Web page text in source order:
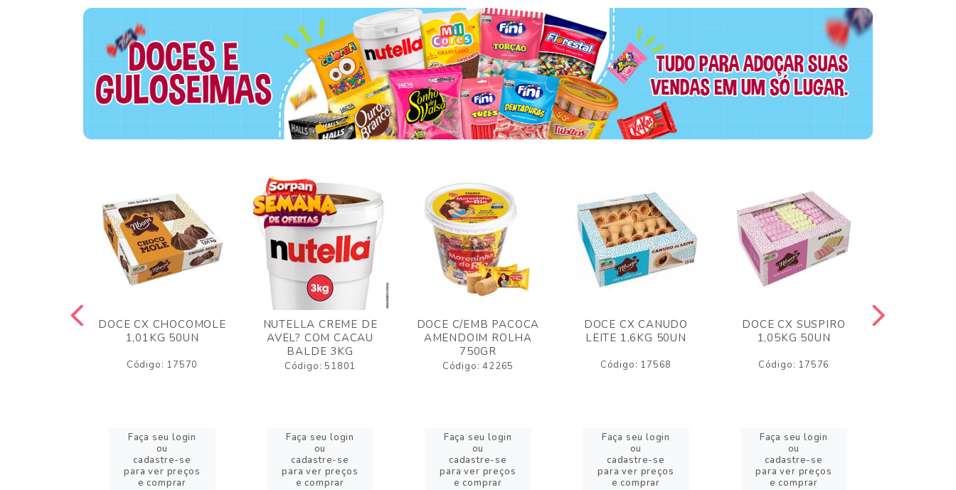
DOCE CX CHOCOMOLE
1,01KG 50UN
Código: 17570
Faça seu login
ou
cadastre-se
para ver preços
e comprar
NUTELLA CREME DE
AVEL? COM CACAU
BALDE 3KG
Código: 51801
Faça seu login
ou
cadastre-se
para ver preços
e comprar
DOCE C/EMB PACOCA
AMENDOIM ROLHA
750GR
Código: 42265
Faça seu login
ou
cadastre-se
para ver preços
e comprar
DOCE CX CANUDO
LEITE 1,6KG 50UN
Código: 17568
Faça seu login
ou
cadastre-se
para ver preços
e comprar
DOCE CX SUSPIRO
1,05KG 50UN
Código: 17576
Faça seu login
ou
cadastre-se
para ver preços
e comprar